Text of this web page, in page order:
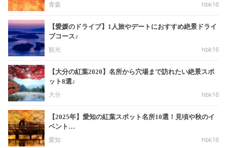
青森
hbk16
【愛媛のドライブ】1人旅やデートにおすすめ絶景ドライ
ブコース♪
観光
hbk16
【大分の紅葉2020】名所から穴場まで訪れたい絶景スポ
ット8選♪
大分
hbk16
【2025年】愛知の紅葉スポット名所10選！見頃や秋のイ
ベント…
愛知
hbk16